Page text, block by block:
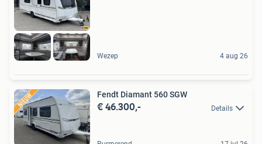
Wezep 4 aug 26
Fendt Diamant 560 SGW
€ 46.300,- Details